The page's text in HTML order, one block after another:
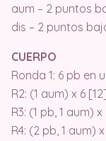
aum – 2 puntos
dis – 2 puntos
CUERPO
Ronda 1: 6 pb en
R2: (1 aum) x 6 [12]
R3: (1 pb, 1 aum) x
R4: (2 pb, 1 aum)